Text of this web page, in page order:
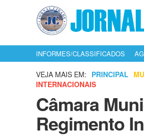
INFORMES/CLASSIFICADOS
VEJA MAIS EM: PRINCIPAL
INTERNACIONAIS
Câmara
Regimento